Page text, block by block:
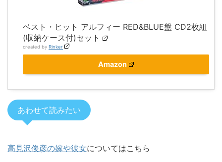
ベスト・ヒット アルフィー RED&BLUE盤 CD2枚組
(収納ケース付)セット
created by Rinker
Amazon
あわせて読みたい
高見沢俊彦の嫁や彼女についてはこちら